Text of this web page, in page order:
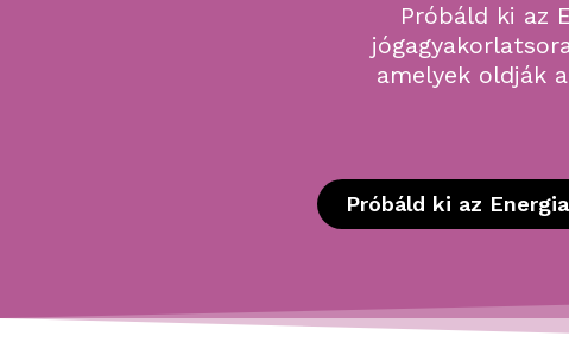
Próbáld ki az
amelyek oldják
Próbáld ki az